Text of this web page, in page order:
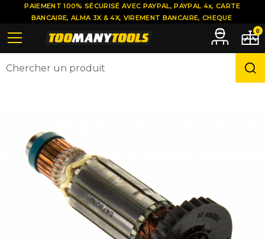
PAIEMENT 100% SÉCURISÉ AVEC PAYPAL, PAYPAL 4x, CARTE
BANCAIRE, ALMA 3X & 4X, VIREMENT BANCAIRE, CHEQUE
0